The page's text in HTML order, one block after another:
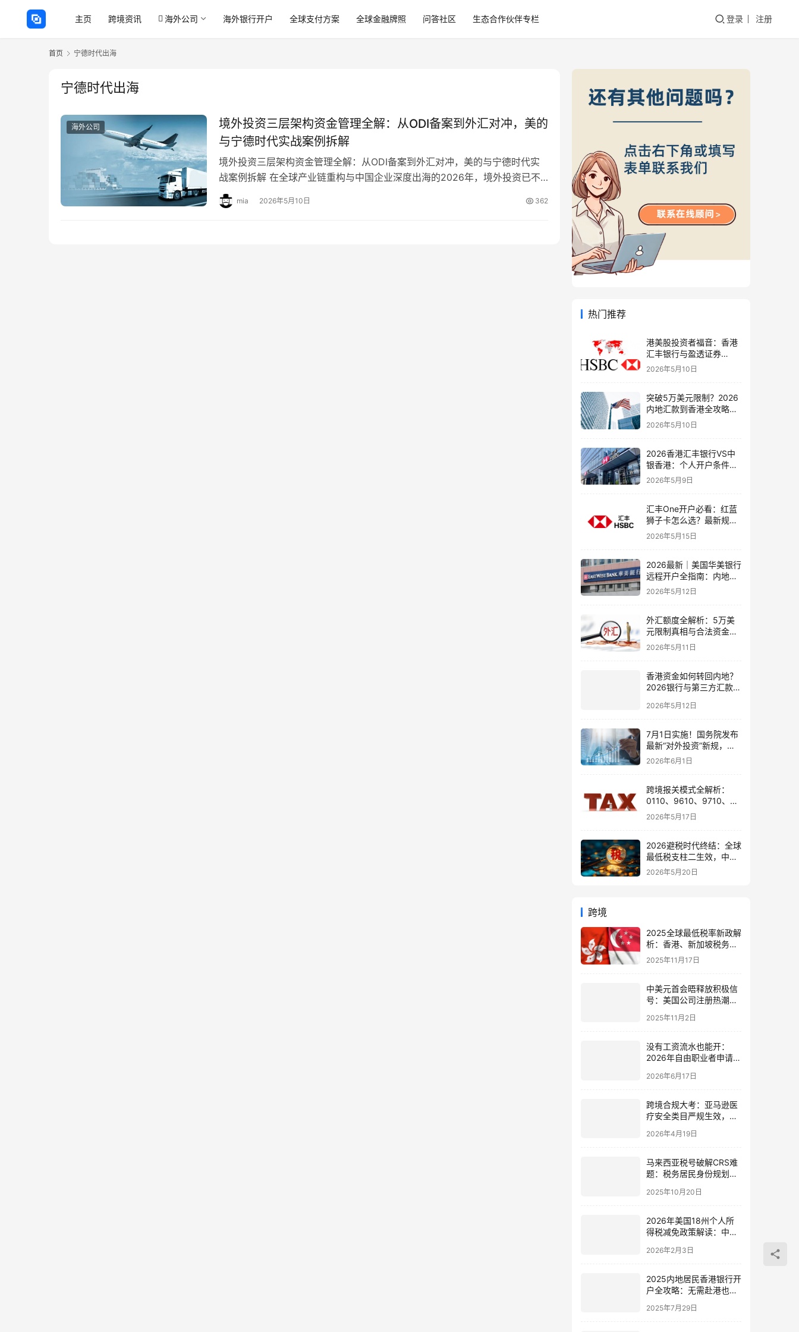
主页 跨境资讯 海外公司 海外银行开户 全球支付方案 全球金融牌照 问答社区 生态合作伙伴专栏 登录 注册
首页 宁德时代出海
宁德时代出海
海外公司
境外投资三层架构资金管理全解：从ODI备案到外汇对冲，美的
与宁德时代实战案例拆解
境外投资三层架构资金管理全解：从ODI备案到外汇对冲，美的与宁德时代实
战案例拆解 在全球产业链重构与中国企业深度出海的2026年，境外投资已不
再是简单的设厂卖货，而是演变为一场涉及…
mia 2026年5月10日 362
热门推荐
港美股投资者福音：香港
汇丰银行与盈透证券
（IBKR）绑定入金全流
2026年5月10日
突破5万美元限制？2026
内地汇款到香港全攻略：
4种合法路径、手续费对
比与避坑指南
2026年5月10日
2026香港汇丰银行VS中
银香港：个人开户条件、
费用、下户速度全方位对
2026年5月9日
汇丰One开户必看：红蓝
狮子卡怎么选？最新规则
+补办攻略+5个避坑指南
2026年5月15日
2026最新｜美国华美银行
远程开户全指南：内地居
民足不出户办理美股与跨
2026年5月12日
外汇额度全解析：5万美
元限制真相与合法资金出
境通道
2026年5月11日
香港资金如何转回内地？
2026银行与第三方汇款全
2026年5月12日
7月1日实施！国务院发布
最新“对外投资”新规，炒
股、出海、海外资产配置
2026年6月1日
跨境报关模式全解析：
0110、9610、9710、
9810、1039、1210 的区
别与最佳应用场景
2026年5月17日
2026避税时代终结：全球
最低税支柱二生效，中国
企业家海外公司合规3大
2026年5月20日
跨境
2025全球最低税率新政解
析：香港、新加坡税务架
构优化与跨境电商合规指
2025年11月17日
中美元首会晤释放积极信
号：美国公司注册热潮来
机？
2025年11月2日
没有工资流水也能开：
2026年自由职业者申请阿
证明替代方案
2026年6月17日
跨境合规大考：亚马逊医
疗安全类目严规生效，欧
业机构IngStart助力卖家
2026年4月19日
马来西亚税号破解CRS难
题：税务居民身份规划与
2025年10月20日
2026年美国18州个人所
得税减免政策解读：中国
2026年2月3日
2025内地居民香港银行开
户全攻略：无需赴港也能
2025年7月29日